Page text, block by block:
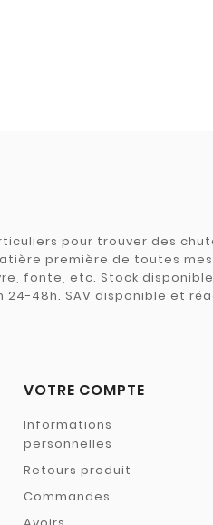
pour trouver des
première de toutes
fonte, etc. Stock
48h. SAV disponible et
VOTRE COMPTE
Informations
personnelles
Retours produit
Commandes